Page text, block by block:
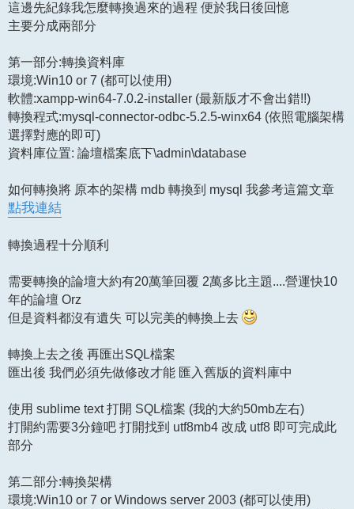
這邊先紀錄我怎麼轉換過來的過程 便於我日後回憶
主要分成兩部分
第一部分:轉換資料庫
環境:Win10 or 7 (都可以使用)
軟體:xampp-win64-7.0.2-installer (最新版才不會出錯!!)
轉換程式:mysql-connector-odbc-5.2.5-winx64 (依照電腦架構
選擇對應的即可)
資料庫位置: 論壇檔案底下\admin\database
如何轉換將 原本的架構 mdb 轉換到 mysql 我參考這篇文章
點我連結
轉換過程十分順利
需要轉換的論壇大約有20萬筆回覆 2萬多比主題....營運快10
年的論壇 Orz
但是資料都沒有遺失 可以完美的轉換上去
轉換上去之後 再匯出SQL檔案
匯出後 我們必須先做修改才能 匯入舊版的資料庫中
使用 sublime text 打開 SQL檔案 (我的大約50mb左右)
打開約需要3分鐘吧 打開找到 utf8mb4 改成 utf8 即可完成此
部分
第二部分:轉換架構
環境:Win10 or 7 or Windows server 2003 (都可以使用)